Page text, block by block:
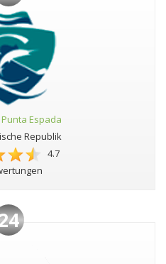
Espada
Republik
4.7